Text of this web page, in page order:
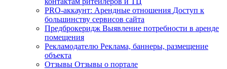
PRO-аккаунт: Арендные отношения Доступ к
большинству сервисов сайта
Предброкеридж Выявление потребности в аренде
помещения
Рекламодателю Реклама, баннеры, размещение
объекта
Отзывы Отзывы о портале